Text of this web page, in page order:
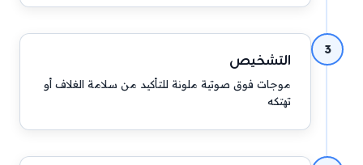
3
التشخيص
موجات فوق صوتية ملونة للتأكيد من سلامة الغلاف أو
تهتكه